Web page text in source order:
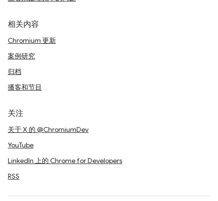
相关内容
Chromium 更新
案例研究
归档
播客和节目
关注
关于 X 的 @ChromiumDev
YouTube
LinkedIn 上的 Chrome for Developers
RSS